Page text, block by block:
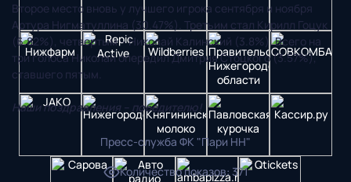
Второе место вновь у лучшего игрока сентября и ноября
Артура Нигматуллина (30.47%). Третьим стал Кирилл Гоцук
(6.82%), четвертым – Николай Калинский (3.8%). Всего на
три голоса Николай опередил Дмитрия Стоцкого (3.57%),
ставшего пятым.
Наши поздравления – победителю!
Пресс-служба ФК "Пари НН"
Количество показов: 371